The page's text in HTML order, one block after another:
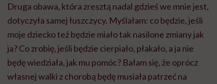
Druga obawa, która zresztą nadal gdzieś we mnie jest,
dotyczyła samej łuszczycy. Myślałam: co będzie, jeśli
moje dziecko też będzie miało tak nasilone zmiany jak
ja? Co zrobię, jeśli będzie cierpiało, płakało, a ja nie
będę wiedziała, jak mu pomóc? Bałam się, że oprócz
własnej walki z chorobą będę musiała patrzeć na